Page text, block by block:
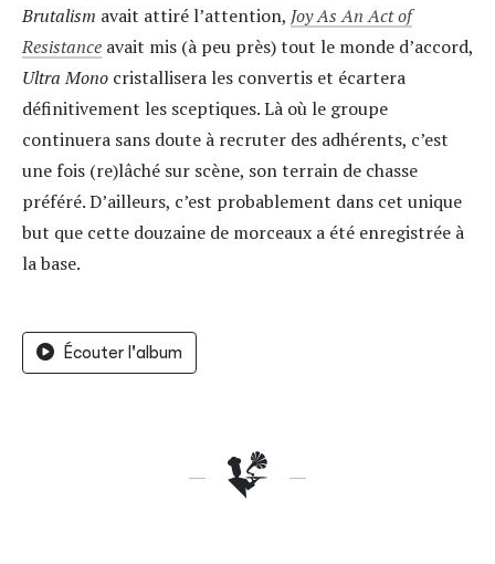
Brutalism avait attiré l’attention, Joy As An Act of
Resistance avait mis (à peu près) tout le monde d’accord,
Ultra Mono cristallisera les convertis et écartera
définitivement les sceptiques. Là où le groupe
continuera sans doute à recruter des adhérents, c’est
une fois (re)lâché sur scène, son terrain de chasse
préféré. D’ailleurs, c’est probablement dans cet unique
but que cette douzaine de morceaux a été enregistrée à
la base.
Écouter l'album